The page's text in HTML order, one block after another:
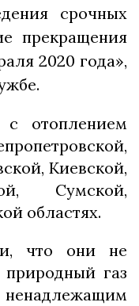
срочных
прекращения
2020 года»,
с отоплением
Киевской,
Сумской,
областях.
что они не
газ